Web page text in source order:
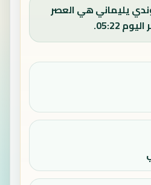
يليماني هي العصر